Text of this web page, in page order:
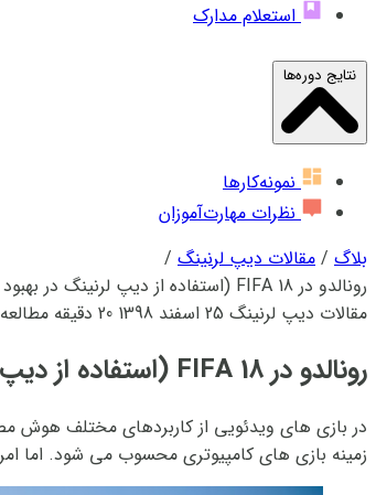
استعلام مدارک
نتایج دوره‌ها
نمونه‌کارها
نظرات مهارت‌آموزان
بلاگ / مقالات دیپ لرنینگ /
رونالدو در FIFA 18 (استفاده از دیپ لرنینگ در بهبود گرافیک FIFA 18)
مقالات دیپ لرنینگ 25 اسفند 1398 20 دقیقه مطالعه
رونالدو در FIFA 18 (استفاده از دیپ لرنینگ در بهبود گرافیک FIFA 18)
در بازی های ویدئویی از کاربردهای مختلف هوش
زمینه بازی های کامپیوتری محسوب می شود.